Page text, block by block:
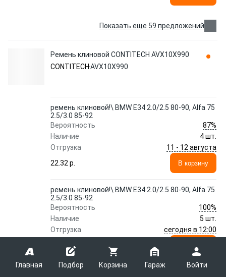
Главная Подбор Корзина Гараж Войти
Показать еще 59 предложений
Ремень клиновой CONTITECH AVX10X990
CONTITECH AVX10X990
ремень клиновой!\ BMW E34 2.0/2.5 80-90, Alfa 75
2.5/3.0 85-92
Вероятность
87%
Наличие
4 шт.
Отгрузка
11 - 12 августа
22.32 p.
В корзину
ремень клиновой!\ BMW E34 2.0/2.5 80-90, Alfa 75
2.5/3.0 85-92
Вероятность
100%
Наличие
5 шт.
Отгрузка
сегодня в 12:00
23.05 p.